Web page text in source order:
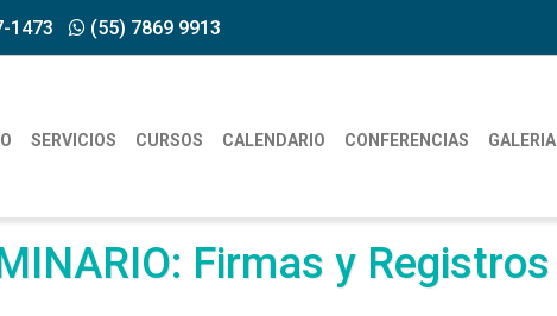
1473 (55) 7869 9913
SERVICIOS CURSOS CALENDARIO CONFERENCIAS GALERIA
Firmas y Registros